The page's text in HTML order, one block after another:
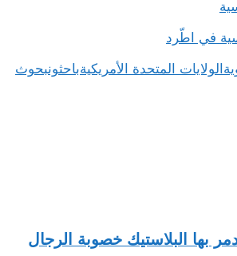
في اطّرد
الولايات المتحدة الأمريكيةباحثونبحوث
بها البلاستيك خصوبة الرجال